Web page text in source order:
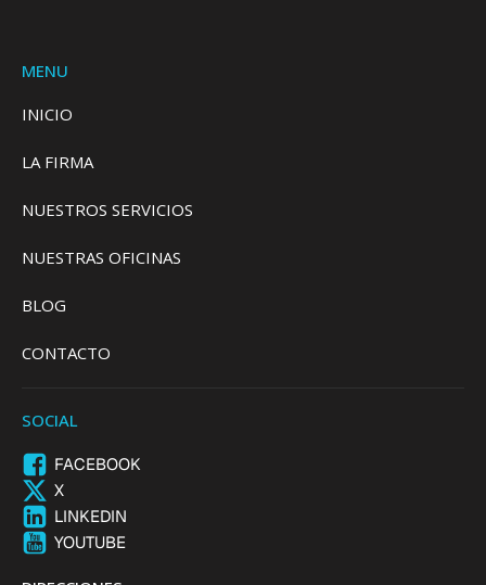
MENU
INICIO
LA FIRMA
NUESTROS SERVICIOS
NUESTRAS OFICINAS
BLOG
CONTACTO
SOCIAL
FACEBOOK
X
LINKEDIN
YOUTUBE